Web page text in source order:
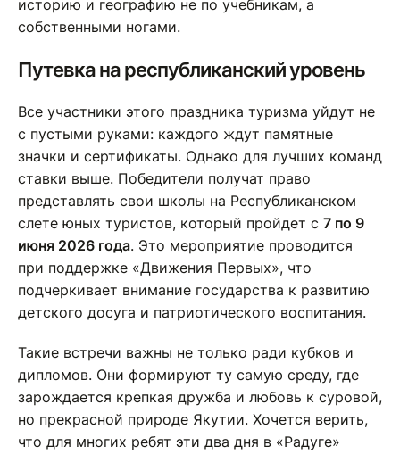
историю и географию не по учебникам, а
собственными ногами.
Путевка на республиканский уровень
Все участники этого праздника туризма уйдут не
с пустыми руками: каждого ждут памятные
значки и сертификаты. Однако для лучших команд
ставки выше. Победители получат право
представлять свои школы на Республиканском
слете юных туристов, который пройдет с 7 по 9
июня 2026 года. Это мероприятие проводится
при поддержке «Движения Первых», что
подчеркивает внимание государства к развитию
детского досуга и патриотического воспитания.
Такие встречи важны не только ради кубков и
дипломов. Они формируют ту самую среду, где
зарождается крепкая дружба и любовь к суровой,
но прекрасной природе Якутии. Хочется верить,
что для многих ребят эти два дня в «Радуге»